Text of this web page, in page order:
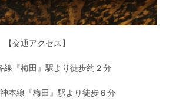
【交通アクセス】
線『梅田』駅より徒歩約２分
本線『梅田』駅より徒歩６分